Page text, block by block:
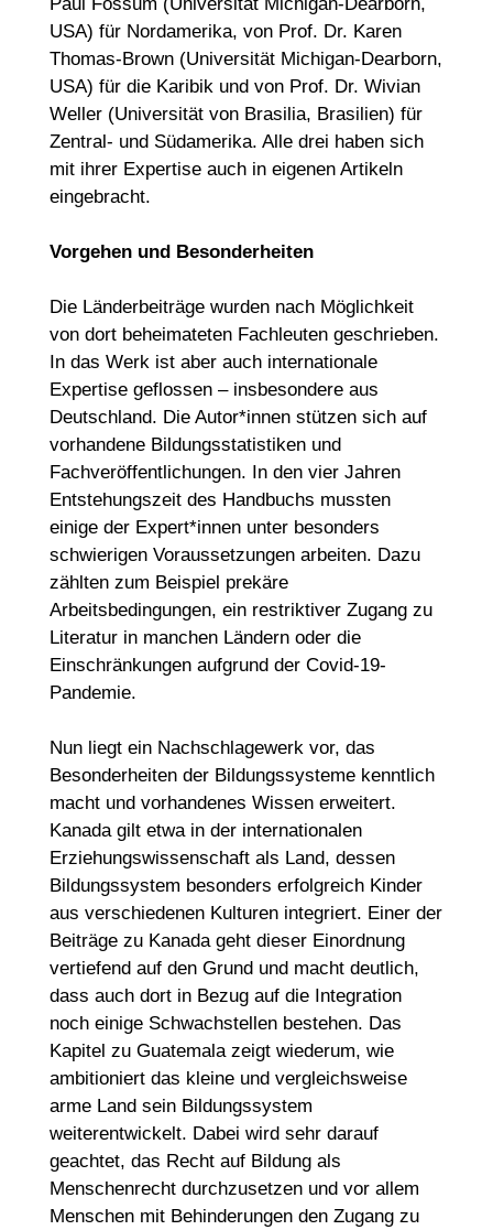
USA) für Nordamerika, von Prof. Dr. Karen
Thomas-Brown (Universität Michigan-Dearborn,
USA) für die Karibik und von Prof. Dr. Wivian
Weller (Universität von Brasilia, Brasilien) für
Zentral- und Südamerika. Alle drei haben sich
mit ihrer Expertise auch in eigenen Artikeln
eingebracht.
Vorgehen und Besonderheiten
Die Länderbeiträge wurden nach Möglichkeit
von dort beheimateten Fachleuten geschrieben.
In das Werk ist aber auch internationale
Expertise geflossen – insbesondere aus
Deutschland. Die Autor*innen stützen sich auf
vorhandene Bildungsstatistiken und
Fachveröffentlichungen. In den vier Jahren
Entstehungszeit des Handbuchs mussten
einige der Expert*innen unter besonders
schwierigen Voraussetzungen arbeiten. Dazu
zählten zum Beispiel prekäre
Arbeitsbedingungen, ein restriktiver Zugang zu
Literatur in manchen Ländern oder die
Einschränkungen aufgrund der Covid-19-
Pandemie.
Nun liegt ein Nachschlagewerk vor, das
Besonderheiten der Bildungssysteme kenntlich
macht und vorhandenes Wissen erweitert.
Kanada gilt etwa in der internationalen
Erziehungswissenschaft als Land, dessen
Bildungssystem besonders erfolgreich Kinder
aus verschiedenen Kulturen integriert. Einer der
Beiträge zu Kanada geht dieser Einordnung
vertiefend auf den Grund und macht deutlich,
dass auch dort in Bezug auf die Integration
noch einige Schwachstellen bestehen. Das
Kapitel zu Guatemala zeigt wiederum, wie
ambitioniert das kleine und vergleichsweise
arme Land sein Bildungssystem
weiterentwickelt. Dabei wird sehr darauf
geachtet, das Recht auf Bildung als
Menschenrecht durchzusetzen und vor allem
Menschen mit Behinderungen den Zugang zu